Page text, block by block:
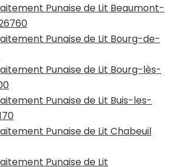
Punaise de Lit Beaumont-
Punaise de Lit Bourg-de-
Punaise de Lit Bourg-lès-
Punaise de Lit Buis-les-
Punaise de Lit Chabeuil
Punaise de Lit